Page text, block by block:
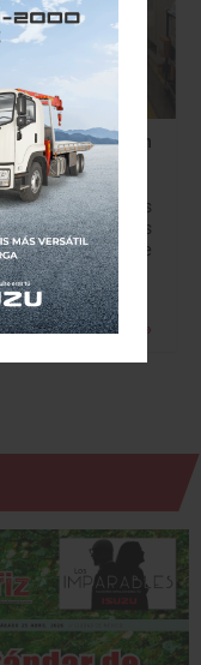
de producción
resumen de sus
ventas
mes de octubre
Leer más »